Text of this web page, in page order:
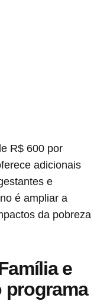
R$ 600 por
adicionais
e
é ampliar a
da pobreza
e
programa